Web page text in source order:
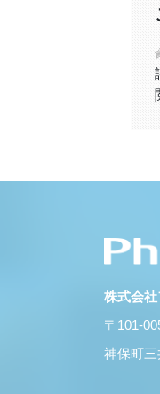
株式会
〒101-
神保町